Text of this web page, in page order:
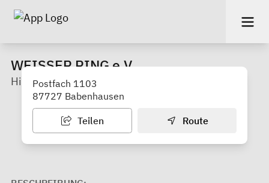
WEISSER RING e.V.
Hilfe für Kriminalitätsopfer
Postfach 1103
87727 Babenhausen
Teilen Route